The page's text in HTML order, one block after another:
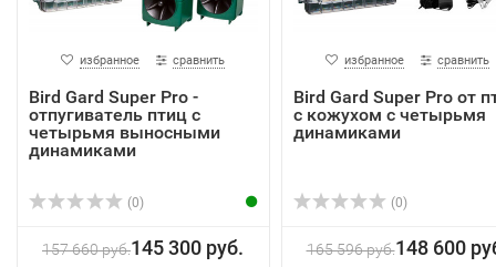
избранное сравнить
Bird Gard Super Pro -
отпугиватель птиц с
четырьмя выносными
динамиками
(0)
157 660 руб.145 300 руб.
избранное сравнить
Bird Gard Super Pro от
с кожухом с четырьмя
динамиками
(0)
165 596 руб.148 600